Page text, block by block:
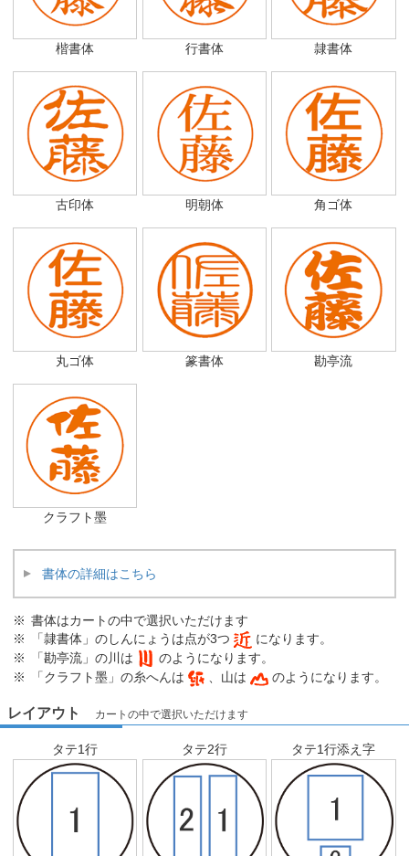
楷書体 行書体 隷書体
古印体 明朝体 角ゴ体
丸ゴ体 篆書体 勘亭流
クラフト墨
書体の詳細はこちら
書体はカートの中で選択いただけます
「隷書体」のしんにょうは点が3つ
になります。
「勘亭流」の川は
のようになります。
「クラフト墨」の糸へんは
、山は のようになります。
レイアウト カートの中で選択いただけます
タテ1行 タテ2行 タテ1行添え字